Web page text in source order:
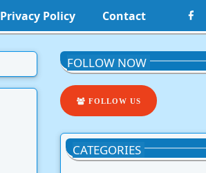
Privacy Policy Contact
FOLLOW NOW
FOLLOW US
CATEGORIES